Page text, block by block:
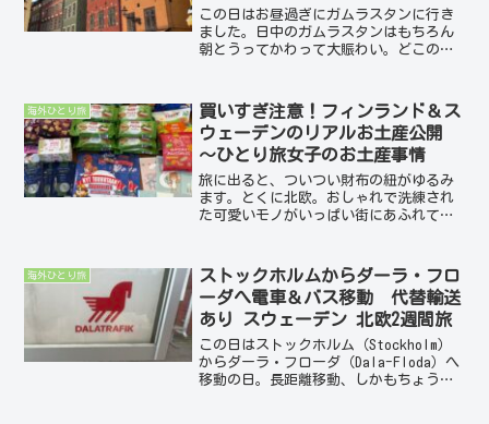
この日はお昼過ぎにガムラスタンに行き
ました。日中のガムラスタンはもちろん
朝とうってかわって大賑わい。どこのお
ストランのお店の中はもちろん、路面の
テラス席も人でいっぱい。...
海外ひとり旅
買いすぎ注意！フィンランド＆ス
ウェーデンのリアルお土産公開
〜ひとり旅女子のお土産事情
旅に出ると、ついつい財布の紐がゆるみ
ます。とくに北欧。おしゃれで洗練され
た可愛いモノがいっぱい街にあふれてい
チン用品、、、スーパーに並ぶお菓子の
パッケージまでおしゃれで...
海外ひとり旅
ストックホルムからダーラ・フロ
ーダへ電車＆バス移動 代替輸送
あり スウェーデン 北欧2週間旅
この日はストックホルム（Stockholm）
からダーラ・フローダ（Dala-Floda）へ
移動の日。長距離移動、しかもちょうど